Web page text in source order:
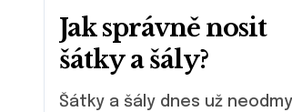
Jak správně nosit
šátky a šály?
Šátky a šály dnes už neodmyslitelně